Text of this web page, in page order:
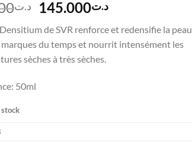
د.ت
Le
initial
était :
د.ت145.000
Le
actuel
est :
de SVR renforce et redensifie la peau,
du temps et nourrit intensément les
sèches à très sèches.
50ml
stock